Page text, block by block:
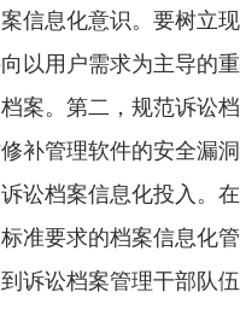
息化意识。要树立现
以用户需求为主导的
案。第二，规范诉讼
补管理软件的安全漏
讼档案信息化投入。
准要求的档案信息化
诉讼档案管理干部队